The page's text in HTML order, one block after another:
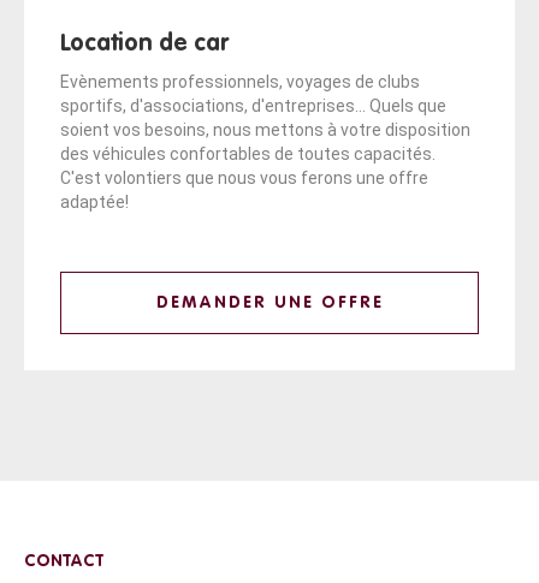
Location de car
Evènements professionnels, voyages de clubs
sportifs, d'associations, d'entreprises... Quels que
soient vos besoins, nous mettons à votre disposition
des véhicules confortables de toutes capacités.
C'est volontiers que nous vous ferons une offre
adaptée!
DEMANDER UNE OFFRE
CONTACT